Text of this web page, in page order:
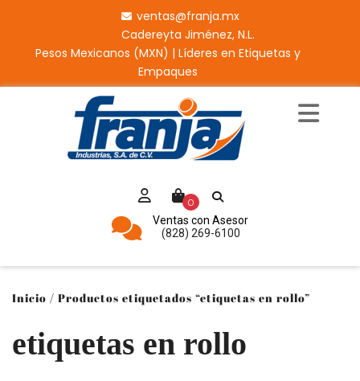
ventas@franja.mx
Cadereyta Jiménez, N.L.
Pesos Mexicanos (MXN) | Líderes en Etiquetas y
Empaques
0
Ventas con Asesor
(828) 269-6100
Inicio / Productos etiquetados “etiquetas en rollo”
etiquetas en rollo